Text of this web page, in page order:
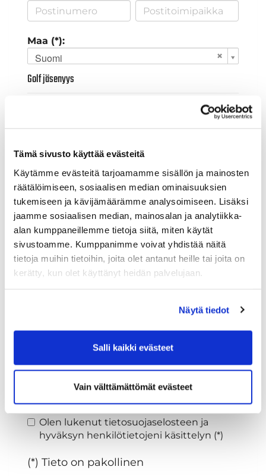
Tämä sivusto käyttää evästeitä
Käytämme evästeitä tarjoamamme sisällön ja mainosten
räätälöimiseen, sosiaalisen median ominaisuuksien
tukemiseen ja kävijämäärämme analysoimiseen. Lisäksi
jaamme sosiaalisen median, mainosalan ja analytiikka-
alan kumppaneillemme tietoja siitä, miten käytät
sivustoamme. Kumppanimme voivat yhdistää näitä
tietoja muihin tietoihin, joita olet antanut heille tai joita on
kerätty, kun olet käyttänyt heidän palvelujaan.
Näytä tiedot
Salli kaikki evästeet
Vain välttämättömät evästeet
Maa (*):
Suomi
Golf jäsenyys
Lisätiedot
Syntymäaika: (*)
Rekisteröidy
Haluan tilata Tarina Golf uutiskirjeen
Olen lukenut tietosuojaselosteen ja
hyväksyn henkilötietojeni käsittelyn (*)
(*) Tieto on pakollinen